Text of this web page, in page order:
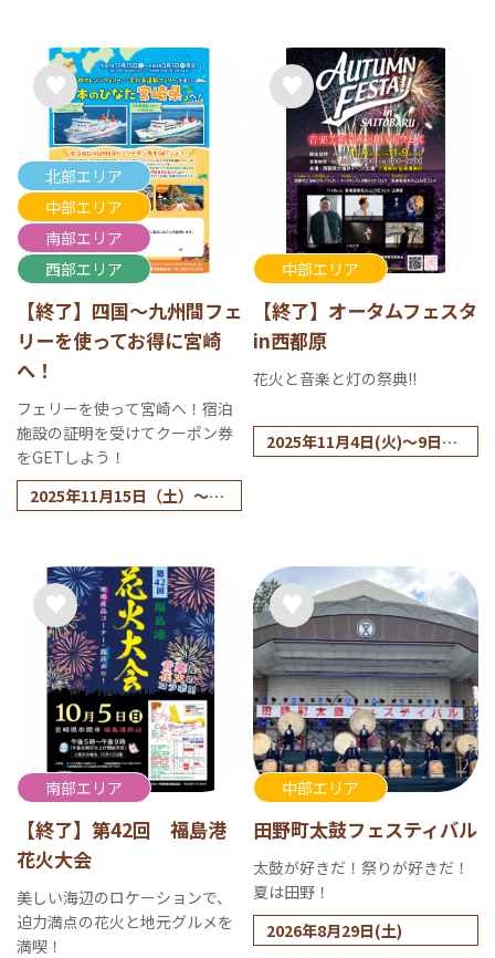
北部エリア
中部エリア
南部エリア
西部エリア
【終了】四国～九州間フェ
リーを使ってお得に宮崎
へ！
フェリーを使って宮崎へ！宿泊
施設の証明を受けてクーポン券
をGETしよう！
2025年11月15日（土）～20
2026年1月4日（日）を除く
中部エリア
【終了】オータムフェスタ
in西都原
花火と音楽と灯の祭典!!
2025年11月4日(火)～9日
南部エリア
【終了】第42回 福島港
花火大会
美しい海辺のロケーションで、
迫力満点の花火と地元グルメを
満喫！
中部エリア
田野町太鼓フェスティバル
太鼓が好きだ！祭りが好きだ！
夏は田野！
2026年8月29日(土)